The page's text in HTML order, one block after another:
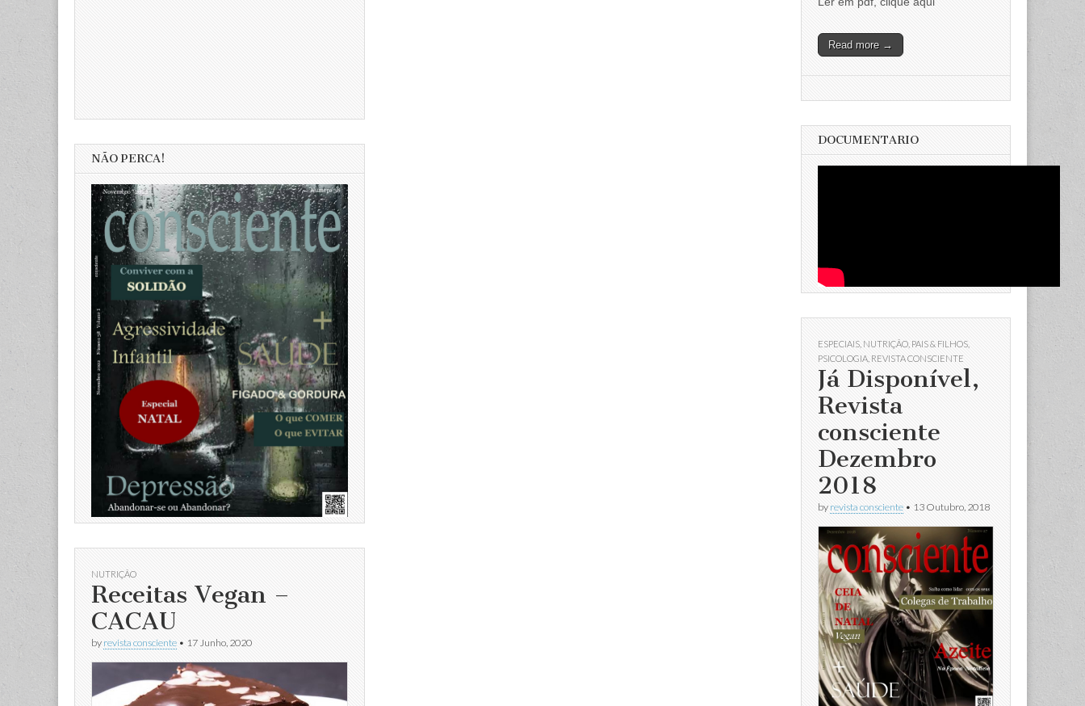
NÃO PERCA!
NUTRIÇÃO
Receitas Vegan –
CACAU
by revista consciente • 17 Junho, 2020
Read more →
DOCUMENTARIO
ESPECIAIS NUTRIÇÃO PAIS & FILHOS
PSICOLOGIA REVISTA CONSCIENTE
Já Disponível,
Revista
consciente
Dezembro
2018
by revista consciente • 13 Outubro, 2018